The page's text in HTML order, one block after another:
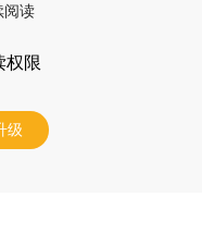
阅读
权限
级